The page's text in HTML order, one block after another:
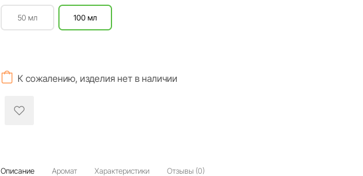
100 мл
50 мл
К сожалению, изделия нет в наличии
Описание Аромат Характеристики Отзывы (0)